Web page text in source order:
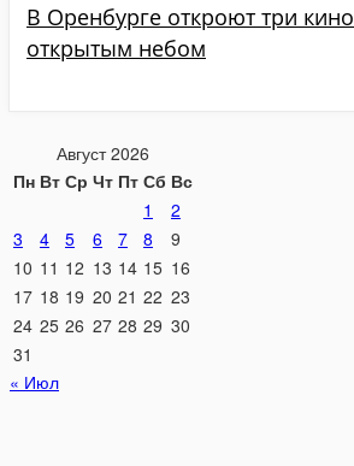
В Оренбурге откроют три
открытым небом
Август 2026
Пн Вт Ср Чт Пт Сб Вс
1
2
3
4 5 6 7 8
9
10 11 12 13 14 15 16
17 18 19 20 21 22 23
24 25 26 27 28 29 30
31
« Июл